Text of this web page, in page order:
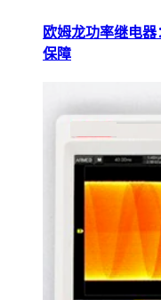
欧姆龙功率继电
保障